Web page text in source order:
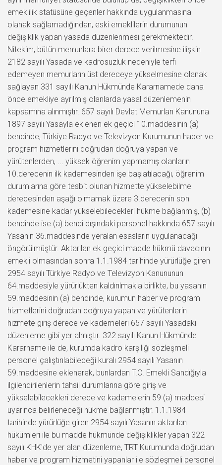
emeklilik statüsüne geçenler hakkında uygulanmasına
olanak sağlamadığından, eski emeklilerin durumunun
değişiklik yapan yasada düzenlenmesi gerekmektedir.
Nitekim, bütün memurlara birer derece verilmesine ilişkin
2182 sayılı Yasada ve kadrosuzluk nedeniyle terfi
edemeyen memurların üst dereceye yükselmesine olanak
sağlayan 331 sayılı Kanun Hükmünde Kararnamede daha
önce emekliye ayrılmış olanlarda yasal düzenlemenin
kapsamına alınmıştır. 657 sayılı Devlet Memurları Kanununa
1897 sayılı Yasayla eklenen ek geçici 10.maddesinin (a)
bendinde; Türkiye Radyo ve Televizyon Kurumunun haber ve
program hizmetlerini doğrudan doğruya yapan ve
yürütenlerden, ... yüksek öğrenim yapmamış olanların
10.derecenin ilk kademesinden işe başlatılacağı, öğrenim
durumlarına göre tesbit olunan hizmette yükselebilme
derecesinden aşağı olmamak üzere 3.derecenin son
kademesine kadar yükselebilecekleri hükme bağlanmış, (b)
bendinde ise (a) bendi dışındaki personel hakkında 657 sayılı
Yasanın 36.maddesinde yeralan esasların uygulanacağı
öngörülmüştür. Aktarılan ek geçici madde hükmü davacının
emekli olmasından sonra 1.1.1984 tarihinde yürürlüğe giren
2954 sayılı Türkiye Radyo ve Televizyon Kanununun
64.maddesiyle yürürlükten kaldırılmakla birlikte, bu yasanın
59.maddesinin (a) bendinde, kurumun haber ve program
hizmetlerini doğrudan doğruya yapan ve yürütenlerin
hizmete giriş derece ve kademeleri 657 sayılı Yasadaki
düzenleme gibi yer almıştır. 322 sayılı Kanun Hükmünde
Kararname ile de, kurumda kadro karşılığı sözleşmeli
personel çalıştırılabileceği kuralı 2954 sayılı Yasanın
59.maddesine eklenerek, bunlardan T.C. Emekli Sandığıyla
ilgilendirilenlerin tahsil durumlarına göre giriş ve
yükselebilecekleri derece ve kademelerin 59 (a) maddesi
uyarınca belirleneceği hükme bağlanmıştır. 1.1.1984
tarihinde yürürlüğe giren 2954 sayılı Yasanın aktarılan
hükümleri ile bu madde hükmünde değişiklikler yapan 322
sayılı KHK'de yer alan düzenleme, TRT Kurumunda doğrudan
haber ve program hizmetini yapanlar ile sözleşmeli personel